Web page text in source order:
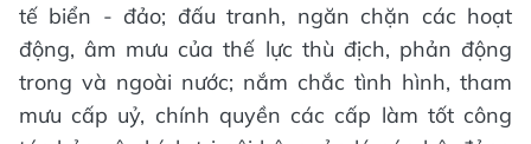
tế biển - đảo; đấu tranh, ngăn chặn các hoạt
động, âm mưu của thế lực thù địch, phản động
trong và ngoài nước; nắm chắc tình hình, tham
mưu cấp uỷ, chính quyền các cấp làm tốt công